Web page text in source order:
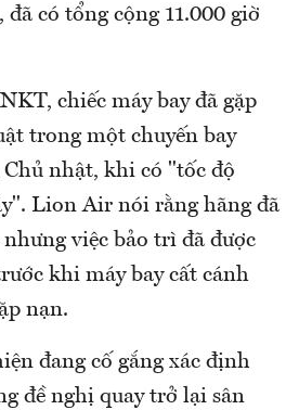
có tổng cộng 11.000 giờ
chiếc máy bay đã gặp
trong một chuyến bay
nhật, khi có "tốc độ
Lion Air nói rằng hãng đã
nhưng việc bảo trì đã được
khi máy bay cất cánh
nạn.
đang cố gắng xác định
đề nghị quay trở lại sân